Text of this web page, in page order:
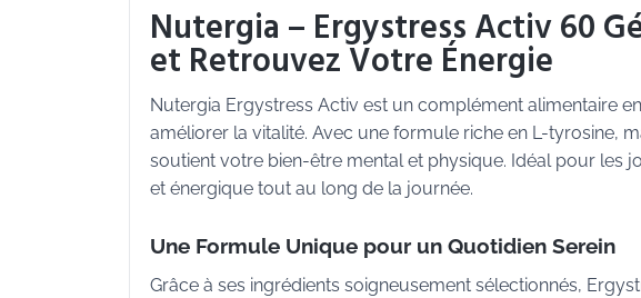
Nutergia – Ergystress Activ 60
et Retrouvez Votre Énergie
Nutergia Ergystress Activ est un complément alimentaire
améliorer la vitalité. Avec une formule riche en L-tyrosine,
soutient votre bien-être mental et physique. Idéal pour les
et énergique tout au long de la journée.
Une Formule Unique pour un Quotidien Serein
Grâce à ses ingrédients soigneusement sélectionnés,